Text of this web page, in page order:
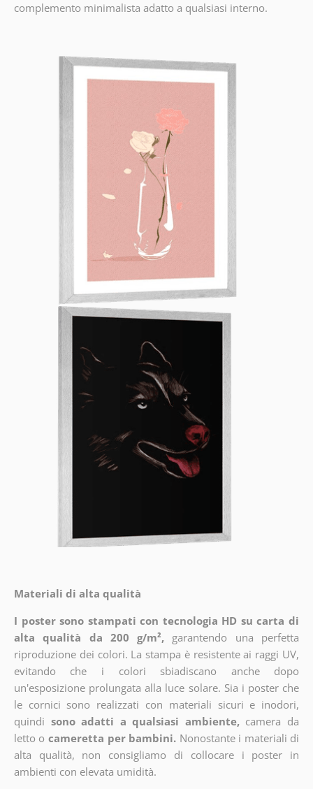
complemento minimalista adatto a qualsiasi interno.
Materiali di alta qualità
I poster sono stampati con tecnologia HD su carta di
alta qualità da 200 g/m², garantendo una perfetta
riproduzione dei colori. La stampa è resistente ai raggi UV,
evitando che i colori sbiadiscano anche dopo
un'esposizione prolungata alla luce solare. Sia i poster che
le cornici sono realizzati con materiali sicuri e inodori,
quindi sono adatti a qualsiasi ambiente, camera da
letto o cameretta per bambini. Nonostante i materiali di
alta qualità, non consigliamo di collocare i poster in
ambienti con elevata umidità.